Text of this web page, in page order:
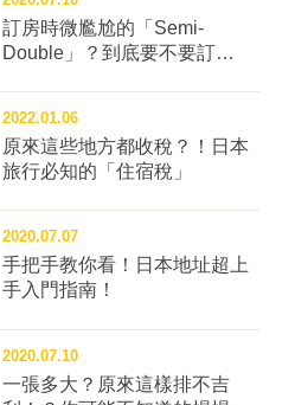
訂房時微尷尬的「Semi-
Double」？到底要不要訂這
2022.01.06
原來這些地方都收稅？！日本
旅行必知的「住宿稅」
2020.07.07
手把手教你看！日本地址超上
手入門指南！
2020.07.10
一張多大？原來這樣排不吉